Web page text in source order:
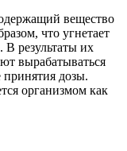
вещество
что угнетает
результаты их
вырабатываться
дозы.
организмом как